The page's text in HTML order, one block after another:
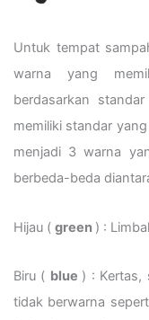
Untuk tempat
warna yang
berdasarkan
memiliki standar
menjadi 3 warna
berbeda-beda
Hijau ( green ) :
Biru ( blue ) : Kertas,
tidak berwarna